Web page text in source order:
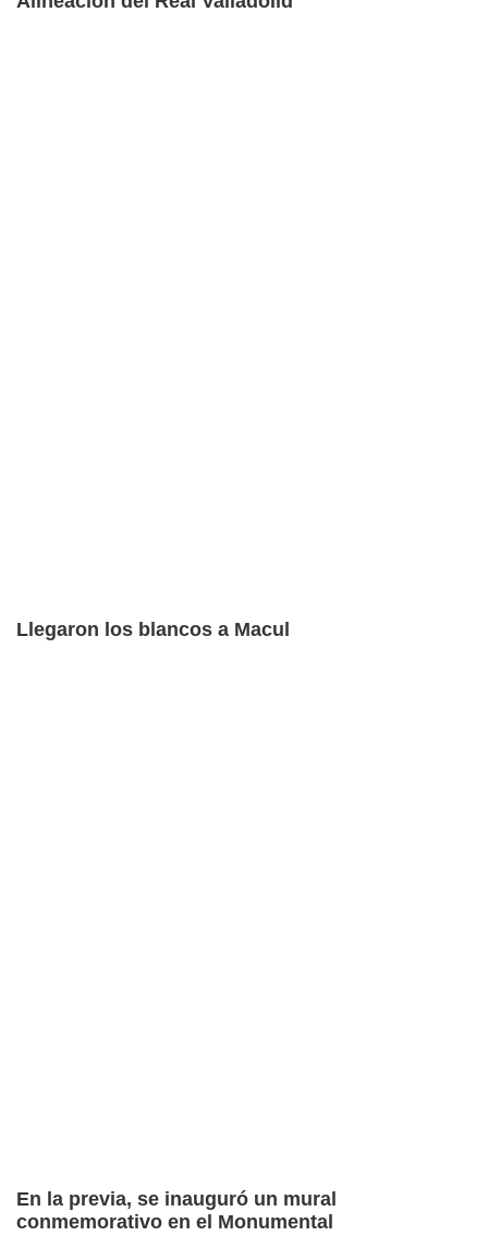
Llegaron los blancos a Macul
En la previa, se inauguró un mural
conmemorativo en el Monumental